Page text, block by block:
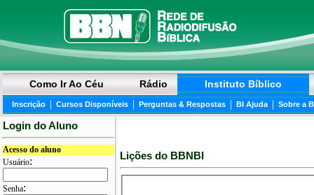
Como Ir Ao Céu Rádio Instituto Bíblico
Inscrição | Cursos Disponíveis | Perguntas & Respostas | BI Ajuda | Sobre a
Login do Aluno
Acesso do aluno
Usuário:
Senha:
Lições do BBNBI